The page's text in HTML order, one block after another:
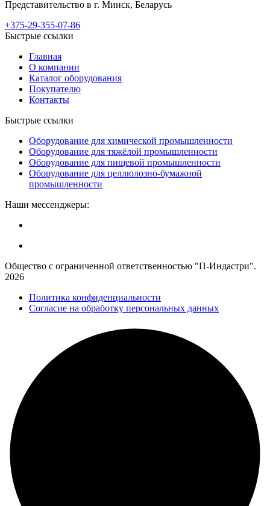
Представительство в г. Минск, Беларусь
+375-29-355-07-86
Быстрые ссылки
Главная
О компании
Каталог оборудования
Покупателю
Контакты
Быстрые ссылки
Оборудование для химической промышленности
Оборудование для тяжёлой промышленности
Оборудование для пищевой промышленности
Оборудование для целлюлозно-бумажной
промышленности
Наши мессенджеры:
Общество с ограниченной ответственностью "П-Индастри".
2026
Политика конфиденциальности
Согласие на обработку персональных данных